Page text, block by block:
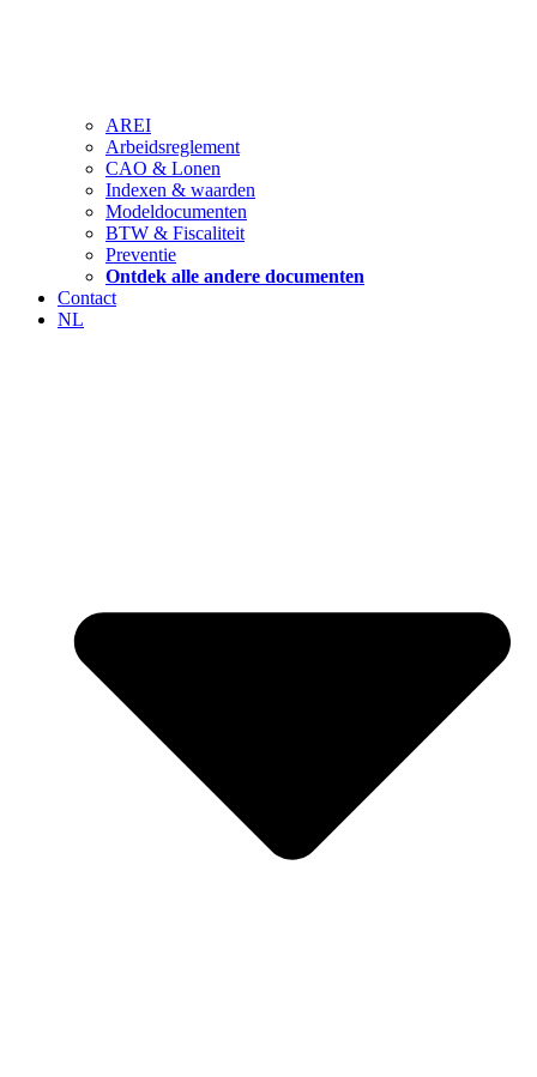
AREI
Arbeidsreglement
CAO & Lonen
Indexen & waarden
Modeldocumenten
BTW & Fiscaliteit
Preventie
Ontdek alle andere documenten
Contact
NL